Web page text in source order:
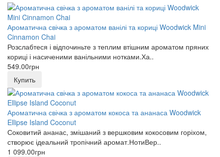
Ароматична свічка з ароматом ванілі та кориці Woodwick Mini
Cinnamon Chai
Розслабтеся і відпочиньте з теплим втішним ароматом пряних
кориці і насиченими ванільними нотками.Ха..
549.00грн
Купить
Ароматична свічка з ароматом кокоса та ананаса Woodwick
Ellipse Island Coconut
Соковитий ананас, змішаний з вершковим кокосовим горіхом,
створює ідеальний тропічний аромат.НотиВер..
1 099.00грн